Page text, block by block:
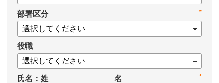
・身につけるべき7つのフレームワーク
・ミドルマネジメント推進上の人事課題
*
部署区分
役職
氏名：姓 *
名